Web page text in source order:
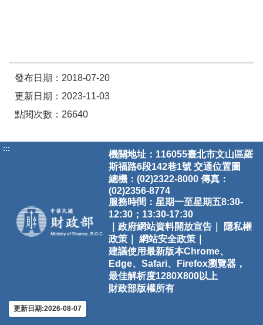
發布日期：2018-07-20
更新日期：2023-11-03
點閱次數：26640
:::
機關地址：116055臺北市文山區羅
斯福路6段142巷1號 交通位置圖
總機：(02)2322-8000 傳真：
(02)2356-8774
服務時間：星期一至星期五8:30-
12:30；13:30-17:30
｜政府網站資料開放宣告｜
隱私權
政策｜
網站安全政策｜
建議使用最新版本Chrome、
Edge、Safari、Firefox瀏覽器，
最佳解析度1280X800以上
財政部版權所有
更新日期:2026-08-07